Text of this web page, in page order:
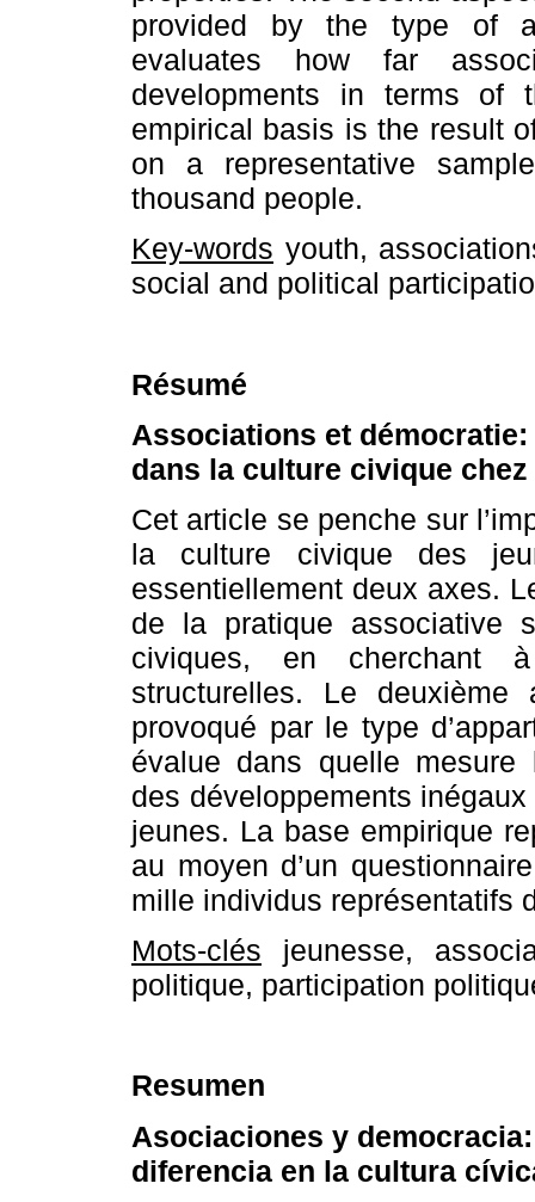
provided by the type of
evaluates how far
developments in terms
empirical basis is the result
on a representative
thousand people.
Key-words youth,
social and political
Résumé
Associations et
dans la culture civique
Cet article se penche sur
la culture civique des
essentiellement deux axes.
de la pratique associative
civiques, en cherchant
structurelles. Le deuxième
provoqué par le type
évalue dans quelle mesure
des développements
jeunes. La base empirique
au moyen d’un
mille individus représentatifs
Mots-clés jeunesse,
politique, participation
Resumen
Asociaciones y
diferencia en la cultura